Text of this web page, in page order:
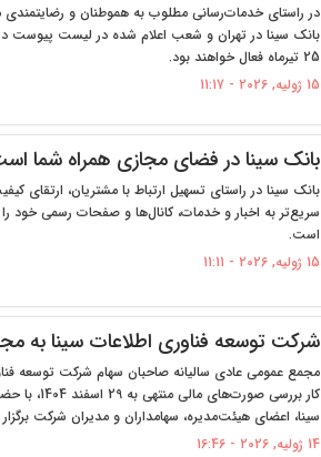
در راستای خدمات‌رسانی مطلوب به هموطنان و
بانک سینا در تهران و شعب اعلام شده در لیست پیوست در
25 تیرماه فعال خواهند بود.
15 ژولیه, 2026 - 11:17
بانک سینا در فضای مجازی همراه شما
بانک سینا در راستای تسهیل ارتباط با مشتریان، ارتقای
سریع‌تر به اخبار و خدمات، کانال‌ها و صفحات رسمی خود
است.
15 ژولیه, 2026 - 11:11
شرکت توسعه فناوری اطلاعات سینا به
مجمع عمومی عادی سالیانه صاحبان سهام شرکت توسعه
کار بررسی
سینا، اعضای هیئت‌مدیره، سهامداران و مدیران شرکت
14 ژولیه, 2026 - 16:46